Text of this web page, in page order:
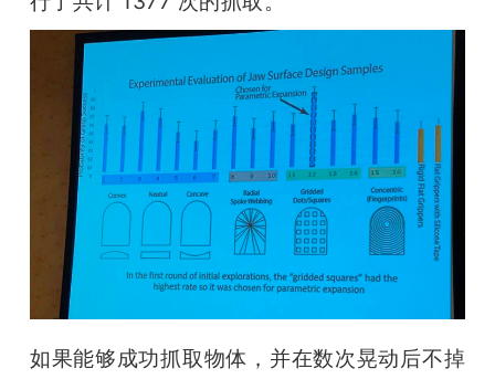
如果能够成功抓取物体，并在数次晃动后不掉